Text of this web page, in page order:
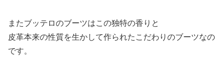
またブッテロのブーツはこの独特の香りと
皮革本来の性質を生かして作られたこだわりのブーツなの
です。